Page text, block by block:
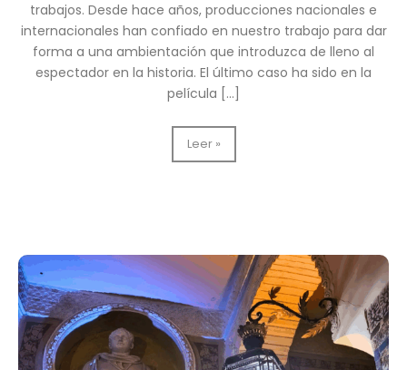
trabajos. Desde hace años, producciones nacionales e
internacionales han confiado en nuestro trabajo para dar
forma a una ambientación que introduzca de lleno al
espectador en la historia. El último caso ha sido en la
película […]
Artesanía
Salcedo,
de
Enola
Holmes
3
Leer »